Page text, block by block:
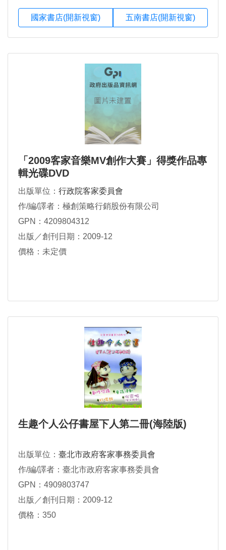
國家書店(開新視窗) 五南書店(開新視窗)
「2009客家音樂MV創作大賽」得獎作品專
輯光碟DVD
出版單位： 行政院客家委員會
作/編/譯者：極創策略行銷股份有限公司
GPN：4209804312
出版／創刊日期：2009-12
價格：未定價
生趣个人公仔書屋下人第二冊(海陸版)
出版單位： 臺北市政府客家事務委員會
作/編/譯者：臺北市政府客家事務委員會
GPN：4909803747
出版／創刊日期：2009-12
價格：350